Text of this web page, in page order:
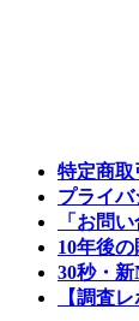
特定商取
プライ
「お問
10年後
30秒・新
【調査